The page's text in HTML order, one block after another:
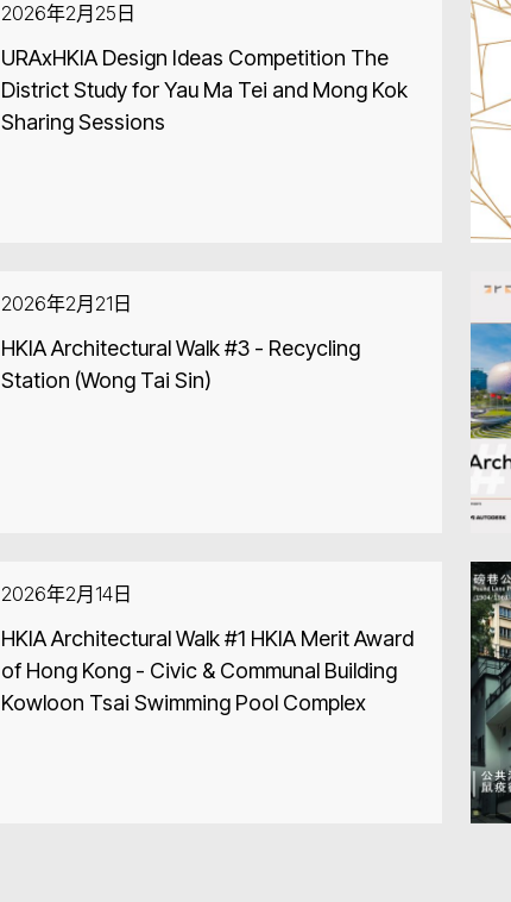
2026年2月25日
URAxHKIA Design Ideas Competition The
District Study for Yau Ma Tei and Mong Kok
Sharing Sessions
2026年2月21日
HKIA Architectural Walk #3 - Recycling
Station (Wong Tai Sin)
2026年2月14日
HKIA Architectural Walk #1 HKIA Merit Award
of Hong Kong - Civic & Communal Building
Kowloon Tsai Swimming Pool Complex